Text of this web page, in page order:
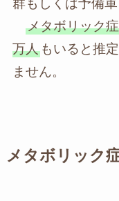
群もしくは予備
メタボリック
万人もいると推
ません。
メタボリック